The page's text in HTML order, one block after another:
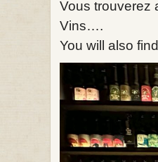
Vous trouverez
Vins….
You will also